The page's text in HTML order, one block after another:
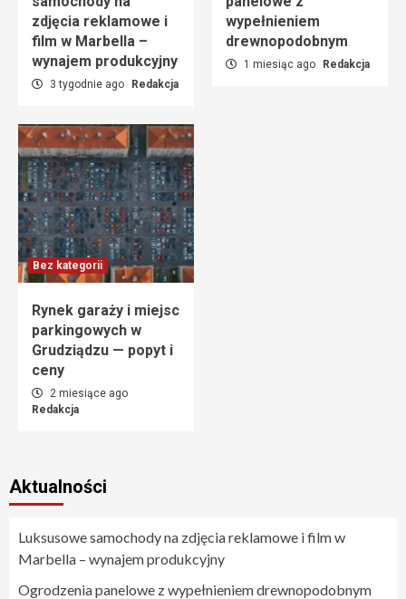
zdjęcia reklamowe i
film w Marbella –
wynajem produkcyjny
3 tygodnie ago Redakcja
wypełnieniem
drewnopodobnym
1 miesiąc ago Redakcja
Bez kategorii
Rynek garaży i miejsc
parkingowych w
Grudziądzu — popyt i
ceny
2 miesiące ago
Redakcja
Aktualności
Luksusowe samochody na zdjęcia reklamowe i film w
Marbella – wynajem produkcyjny
Ogrodzenia panelowe z wypełnieniem drewnopodobnym